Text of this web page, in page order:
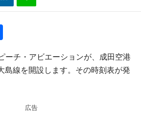
ーチ・アビエーションが、成田空港
島線を開設します。その時刻表が発
広告